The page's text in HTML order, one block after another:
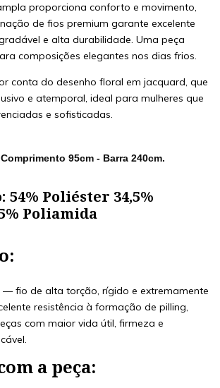
proporciona conforto e movimento,
de fios premium garante excelente
e alta durabilidade. Uma peça
composições elegantes nos dias frios.
conta do desenho floral em jacquard, que
e atemporal, ideal para mulheres que
e sofisticadas.
95cm - Barra 240cm.
54% Poliéster 34,5%
Poliamida
— fio de alta torção, rígido e extremamente
resistência à formação de pilling,
com maior vida útil, firmeza e
a peça: